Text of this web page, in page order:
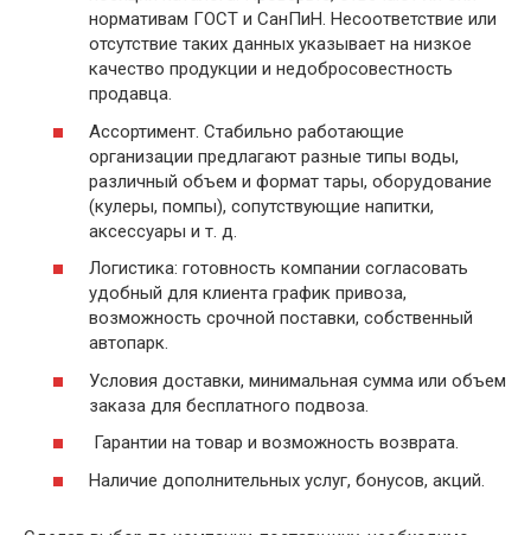
нормативам ГОСТ и СанПиН. Несоответствие или
отсутствие таких данных указывает на низкое
качество продукции и недобросовестность
продавца.
Ассортимент. Стабильно работающие
организации предлагают разные типы воды,
различный объем и формат тары, оборудование
(кулеры, помпы), сопутствующие напитки,
аксессуары и т. д.
Логистика: готовность компании согласовать
удобный для клиента график привоза,
возможность срочной поставки, собственный
автопарк.
Условия доставки, минимальная сумма или объем
заказа для бесплатного подвоза.
Гарантии на товар и возможность возврата.
Наличие дополнительных услуг, бонусов, акций.